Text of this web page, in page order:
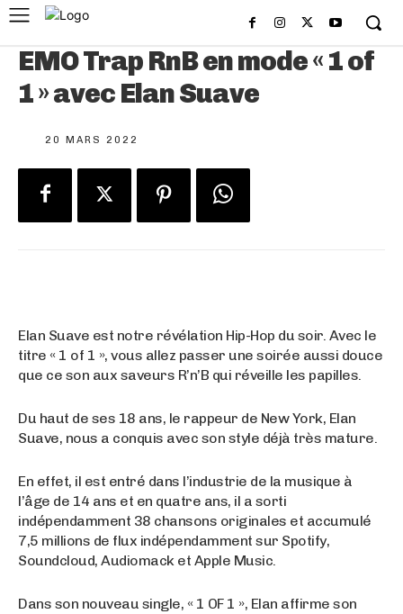
EMO Trap RnB en mode « 1 of
1 » avec Elan Suave
20 MARS 2022
Elan Suave est notre révélation Hip-Hop du soir. Avec le
titre « 1 of 1 », vous allez passer une soirée aussi douce
que ce son aux saveurs R’n’B qui réveille les papilles.
Du haut de ses 18 ans, le rappeur de New York, Elan
Suave, nous a conquis avec son style déjà très mature.
En effet, il est entré dans l’industrie de la musique à
l’âge de 14 ans et en quatre ans, il a sorti
indépendamment 38 chansons originales et accumulé
7,5 millions de flux indépendamment sur Spotify,
Soundcloud, Audiomack et Apple Music.
Dans son nouveau single, « 1 OF 1 », Elan affirme son